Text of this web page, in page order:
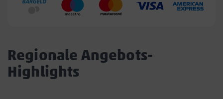
Regionale Angebots-
Highlights